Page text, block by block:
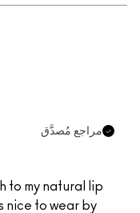
مراجع مُصدَّق
to my natural lip
nice to wear by